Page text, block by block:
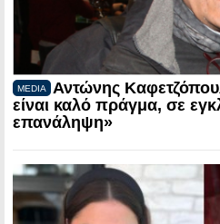
MEDIA
Αντώνης
είναι καλό πράγμα, σε
επανάληψη»